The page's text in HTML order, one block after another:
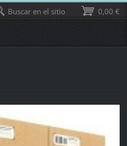
0,00 €
Buscar en el sitio